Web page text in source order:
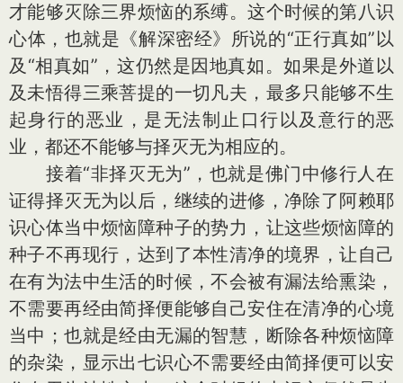
才能够灭除三界烦恼的系缚。这个时候的第八识
心体，也就是《解深密经》所说的“正行真如”以
及“相真如”，这仍然是因地真如。如果是外道以
及未悟得三乘菩提的一切凡夫，最多只能够不生
起身行的恶业，是无法制止口行以及意行的恶
业，都还不能够与择灭无为相应的。
接着“非择灭无为”，也就是佛门中修行人在
证得择灭无为以后，继续的进修，净除了阿赖耶
识心体当中烦恼障种子的势力，让这些烦恼障的
种子不再现行，达到了本性清净的境界，让自己
在有为法中生活的时候，不会被有漏法给熏染，
不需要再经由简择便能够自己安住在清净的心境
当中；也就是经由无漏的智慧，断除各种烦恼障
的杂染，显示出七识心不需要经由简择便可以安